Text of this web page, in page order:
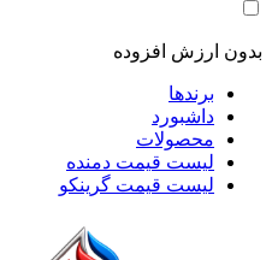
بدون ارزش افزوده
برندها
داشبورد
محصولات
لیست قیمت دمنده
لیست قیمت گرینکو